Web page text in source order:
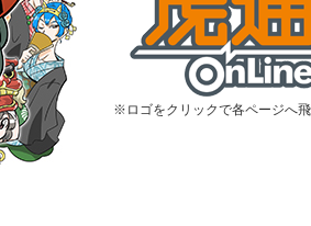
※ロゴをクリックで各ページへ